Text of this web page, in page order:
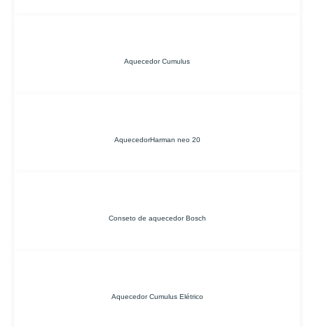
Aquecedor Cumulus
AquecedorHarman neo 20
Conseto de aquecedor Bosch
Aquecedor Cumulus Elétrico